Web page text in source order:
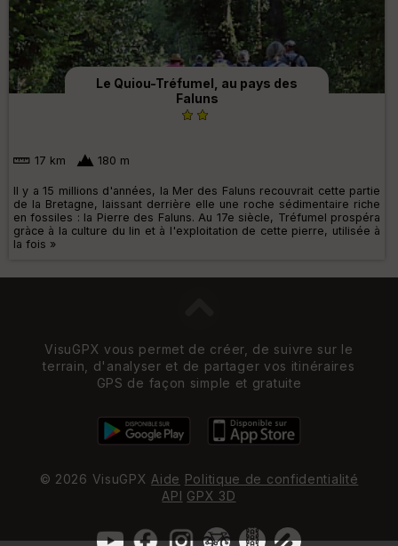
Le Quiou-Tréfumel, au pays des
Faluns
17 km 180 m
Il y a 15 millions d'années, la Mer des Faluns recouvrait cette partie
de la Bretagne, laissant derrière elle une roche sédimentaire riche
en fossiles : la Pierre des Faluns. Au 17e siècle, Tréfumel prospéra
gràce à la culture du lin et à l'exploitation de cette pierre, utilisée à
la fois »
VisuGPX vous permet de créer, de suivre sur le
terrain, d'analyser et de partager vos itinéraires
GPS de façon simple et gratuite
© 2026 VisuGPX Aide Politique de confidentialité
API GPX 3D